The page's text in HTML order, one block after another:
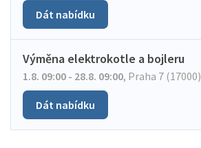
Dát nabídku
Výměna elektrokotle a bojleru
1.8. 09:00 - 28.8. 09:00, Praha 7 (17000)
Dát nabídku